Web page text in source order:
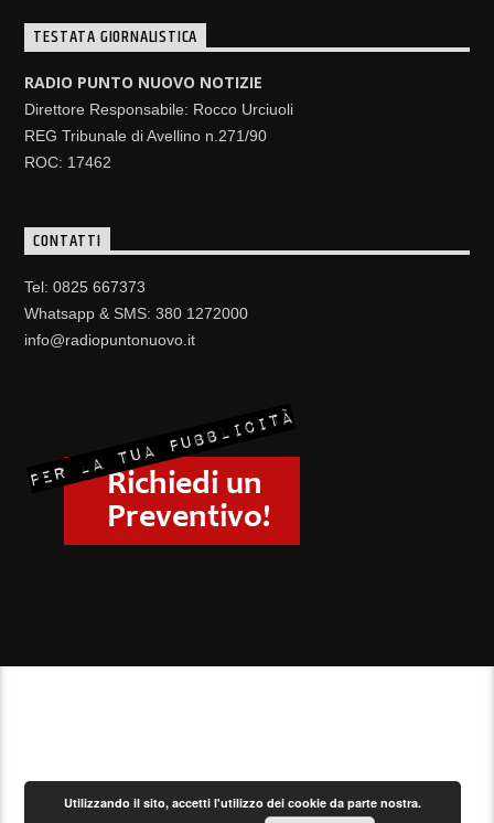
TESTATA GIORNALISTICA
RADIO PUNTO NUOVO NOTIZIE
Direttore Responsabile: Rocco Urciuoli
REG Tribunale di Avellino n.271/90
ROC: 17462
CONTATTI
Tel: 0825 667373
Whatsapp & SMS: 380 1272000
info@radiopuntonuovo.it
Utilizzando il sito, accetti l'utilizzo dei cookie da parte nostra.